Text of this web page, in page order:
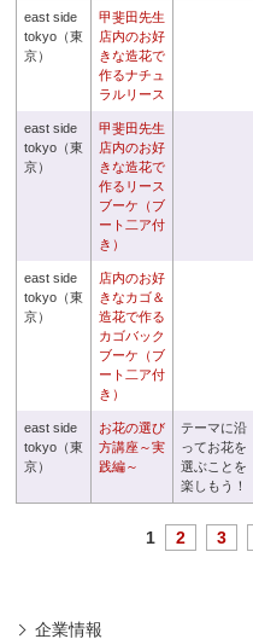
east side
tokyo（東
京）
甲斐田先生
店内のお好
きな造花で
作るナチュ
ラルリース
east side
tokyo（東
京）
甲斐田先生
店内のお好
きな造花で
作るリース
ブーケ（ブ
ート二ア付
き）
east side
tokyo（東
京）
店内のお好
きなカゴ＆
造花で作る
カゴバック
ブーケ（ブ
ート二ア付
き）
east side
tokyo（東
京）
お花の選び
方講座～実
践編～
テーマに沿
ってお花を
選ぶことを
楽しもう！
1 2 3
企業情報